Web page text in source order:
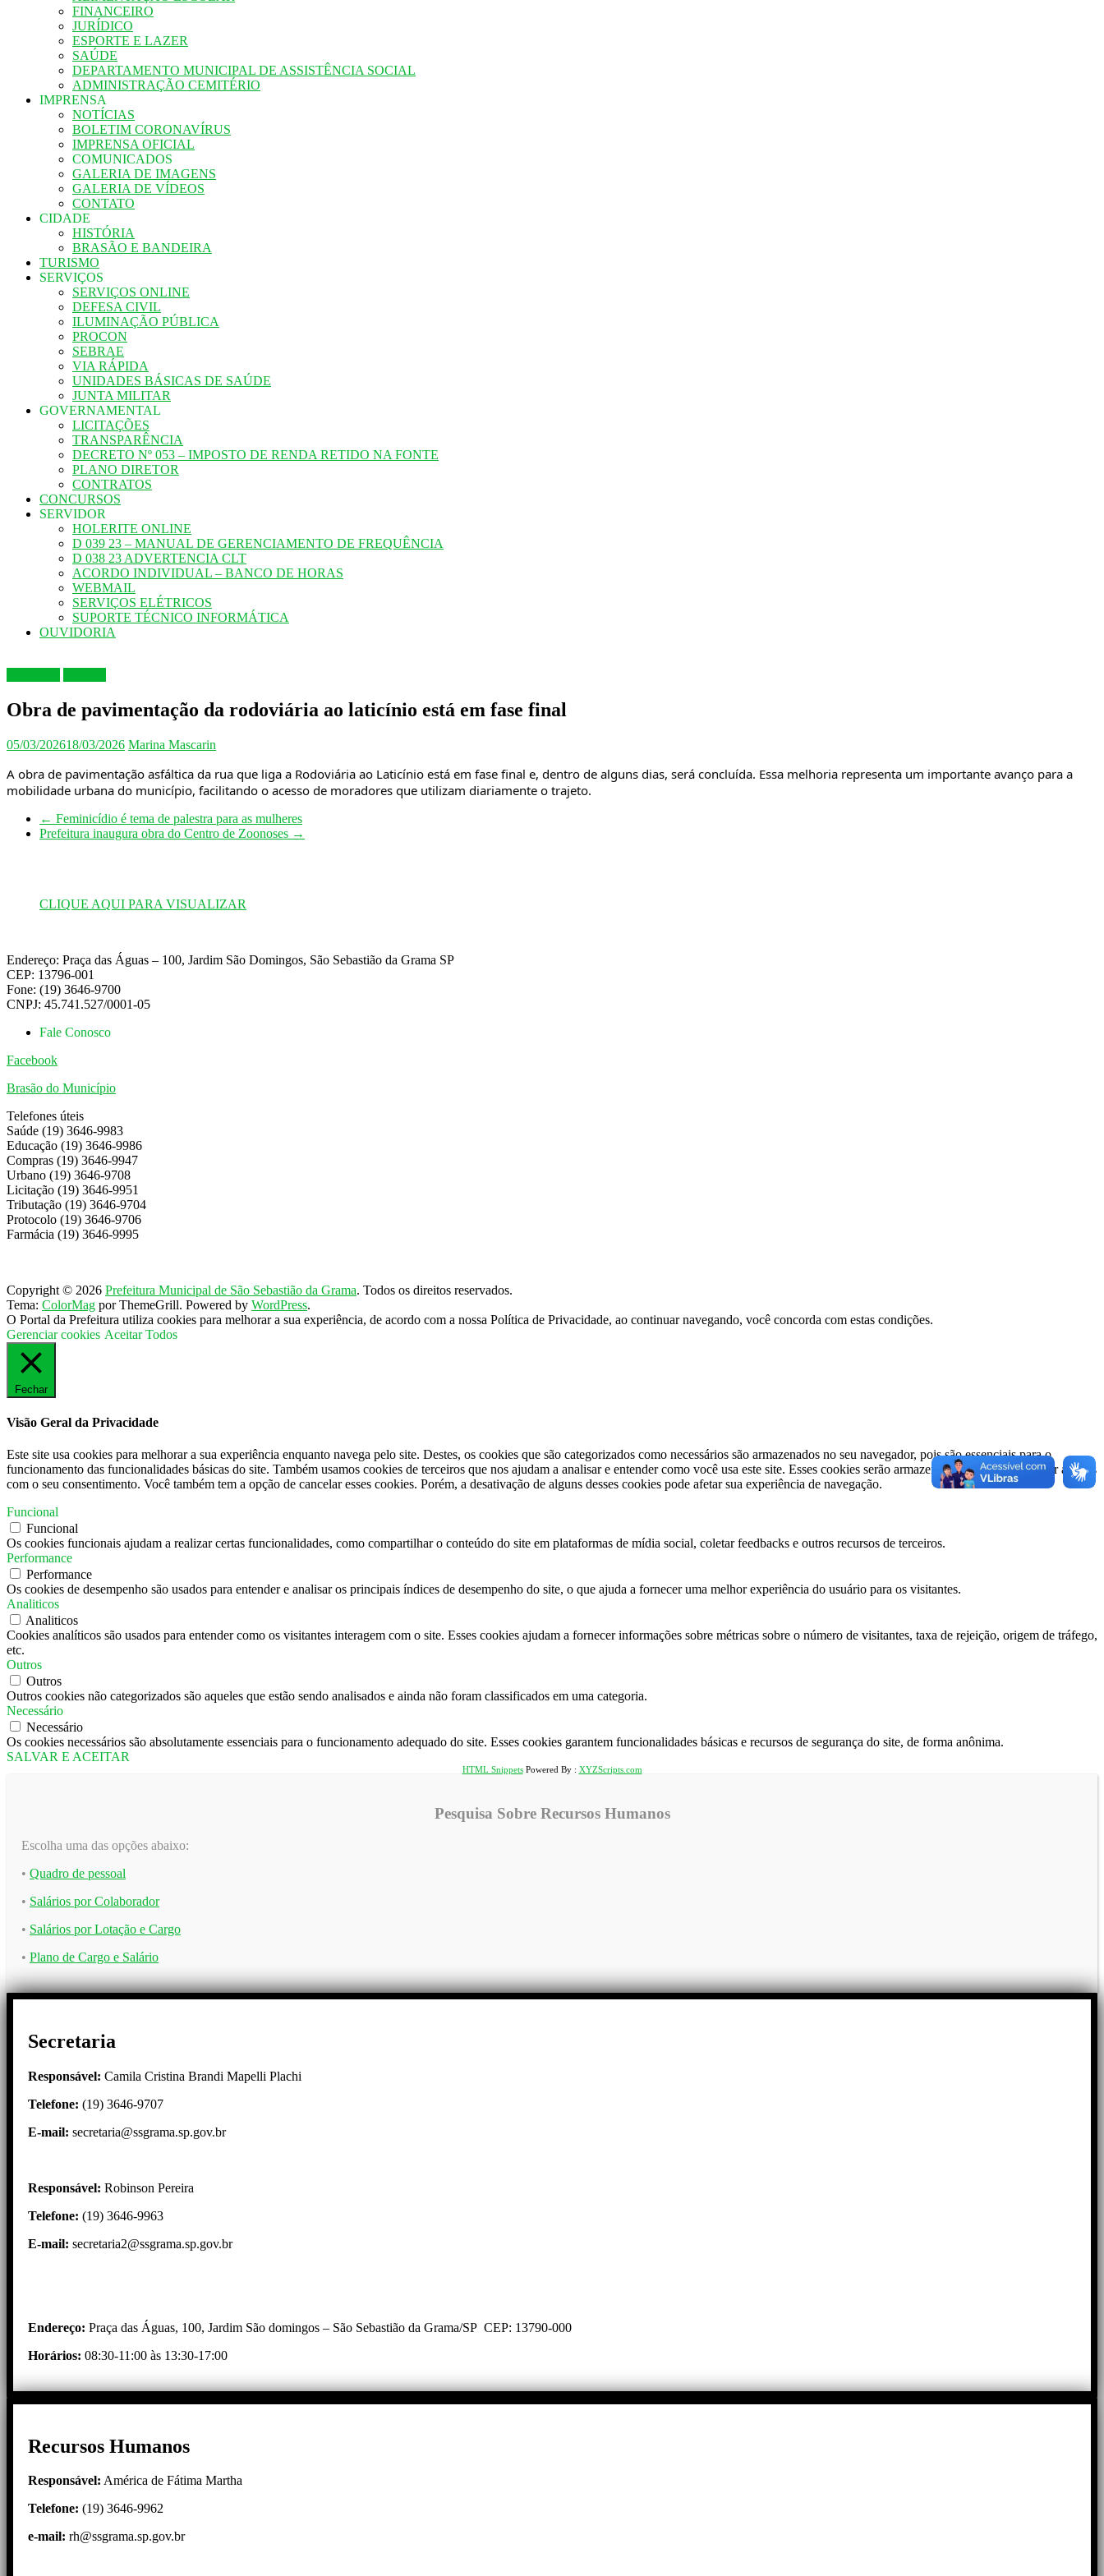
FINANCEIRO
JURÍDICO
ESPORTE E LAZER
SAÚDE
DEPARTAMENTO MUNICIPAL DE ASSISTÊNCIA SOCIAL
ADMINISTRAÇÃO CEMITÉRIO
IMPRENSA
NOTÍCIAS
BOLETIM CORONAVÍRUS
IMPRENSA OFICIAL
COMUNICADOS
GALERIA DE IMAGENS
GALERIA DE VÍDEOS
CONTATO
CIDADE
HISTÓRIA
BRASÃO E BANDEIRA
TURISMO
SERVIÇOS
SERVIÇOS ONLINE
DEFESA CIVIL
ILUMINAÇÃO PÚBLICA
PROCON
SEBRAE
VIA RÁPIDA
UNIDADES BÁSICAS DE SAÚDE
JUNTA MILITAR
GOVERNAMENTAL
LICITAÇÕES
TRANSPARÊNCIA
DECRETO Nº 053 – IMPOSTO DE RENDA RETIDO NA FONTE
PLANO DIRETOR
CONTRATOS
CONCURSOS
SERVIDOR
HOLERITE ONLINE
D 039 23 – MANUAL DE GERENCIAMENTO DE FREQUÊNCIA
D 038 23 ADVERTENCIA CLT
ACORDO INDIVIDUAL – BANCO DE HORAS
WEBMAIL
SERVIÇOS ELÉTRICOS
SUPORTE TÉCNICO INFORMÁTICA
OUVIDORIA
Obra de pavimentação da rodoviária ao laticínio está em fase final
05/03/202618/03/2026 Marina Mascarin
A obra de pavimentação asfáltica da rua que liga a Rodoviária ao Laticínio está em fase final e, dentro de alguns dias, será concluída. Essa melhoria representa um importante avanço para a
mobilidade urbana do município, facilitando o acesso de moradores que utilizam diariamente o trajeto.
← Feminicídio é tema de palestra para as mulheres
Prefeitura inaugura obra do Centro de Zoonoses →
CLIQUE AQUI PARA VISUALIZAR
Endereço: Praça das Águas – 100, Jardim São Domingos, São Sebastião da Grama SP
CEP: 13796-001
Fone: (19) 3646-9700
CNPJ: 45.741.527/0001-05
Fale Conosco
Facebook
Brasão do Município
Telefones úteis
Saúde (19) 3646-9983
Educação (19) 3646-9986
Compras (19) 3646-9947
Urbano (19) 3646-9708
Licitação (19) 3646-9951
Tributação (19) 3646-9704
Protocolo (19) 3646-9706
Farmácia (19) 3646-9995
Copyright © 2026 Prefeitura Municipal de São Sebastião da Grama. Todos os direitos reservados.
Tema: ColorMag por ThemeGrill. Powered by WordPress.
O Portal da Prefeitura utiliza cookies para melhorar a sua experiência, de acordo com a nossa Política de Privacidade, ao continuar navegando, você concorda com estas condições.
Gerenciar cookies Aceitar Todos
Fechar
Visão Geral da Privacidade
Este site usa cookies para melhorar a sua experiência enquanto navega pelo site. Destes, os cookies que são categorizados como necessários são armazenados no seu navegador, pois são essenciais para o
funcionamento das funcionalidades básicas do site. Também usamos cookies de terceiros que nos ajudam a analisar e entender como você usa este site. Esses cookies serão armazenados em seu navegador apenas
com o seu consentimento. Você também tem a opção de cancelar esses cookies. Porém, a desativação de alguns desses cookies pode afetar sua experiência de navegação.
Funcional
Funcional
Os cookies funcionais ajudam a realizar certas funcionalidades, como compartilhar o conteúdo do site em plataformas de mídia social, coletar feedbacks e outros recursos de terceiros.
Performance
Performance
Os cookies de desempenho são usados ​​para entender e analisar os principais índices de desempenho do site, o que ajuda a fornecer uma melhor experiência do usuário para os visitantes.
Analiticos
Analiticos
Cookies analíticos são usados ​​para entender como os visitantes interagem com o site. Esses cookies ajudam a fornecer informações sobre métricas sobre o número de visitantes, taxa de rejeição, origem de tráfego,
etc.
Outros
Outros
Outros cookies não categorizados são aqueles que estão sendo analisados ​​e ainda não foram classificados em uma categoria.
Necessário
Necessário
Os cookies necessários são absolutamente essenciais para o funcionamento adequado do site. Esses cookies garantem funcionalidades básicas e recursos de segurança do site, de forma anônima.
SALVAR E ACEITAR
HTML SnippetsPowered By : XYZScripts.com
Pesquisa Sobre Recursos Humanos
Escolha uma das opções abaixo:
• Quadro de pessoal
• Salários por Colaborador
• Salários por Lotação e Cargo
• Plano de Cargo e Salário
Secretaria
Responsável: Camila Cristina Brandi Mapelli Plachi
Telefone: (19) 3646-9707
E-mail: secretaria@ssgrama.sp.gov.br
Responsável: Robinson Pereira
Telefone: (19) 3646-9963
E-mail: secretaria2@ssgrama.sp.gov.br
Endereço: Praça das Águas, 100, Jardim São domingos – São Sebastião da Grama/SP CEP: 13790-000
Horários: 08:30-11:00 às 13:30-17:00
Recursos Humanos
Responsável: América de Fátima Martha
Telefone: (19) 3646-9962
e-mail: rh@ssgrama.sp.gov.br